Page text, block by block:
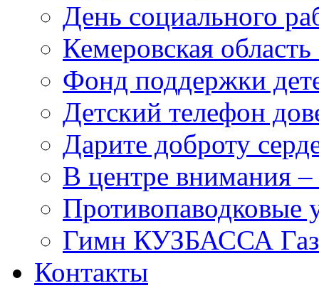
День социального
Кемеровская
Фонд поддержки
Детский телефон
Дарите доброту
В центре внимания –
Противопаводковые
Гимн КУЗБАССА
Контакты